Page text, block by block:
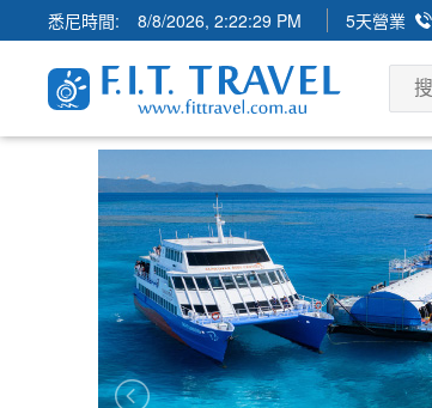
悉尼時間: 8/8/2026, 2:22:31 PM 5天營業